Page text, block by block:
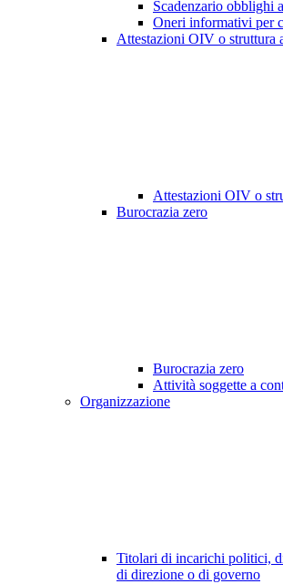
Scadenzario obblighi
Oneri informativi per
Attestazioni OIV o struttura
Attestazioni OIV o
Burocrazia zero
Burocrazia zero
Attività soggette a
Organizzazione
Titolari di incarichi politici,
di direzione o di governo